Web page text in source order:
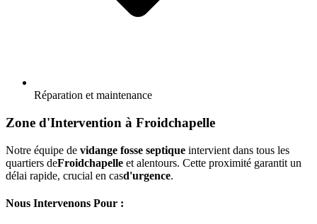
Réparation et maintenance
Zone d'Intervention à Froidchapelle
Notre équipe de vidange fosse septique intervient dans tous les
quartiers deFroidchapelle et alentours. Cette proximité garantit un
délai rapide, crucial en casd'urgence.
Nous Intervenons Pour :